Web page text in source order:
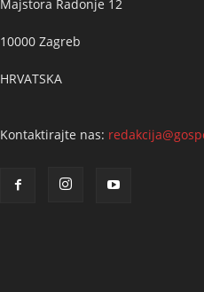
Majstora Radonje 12
10000 Zagreb
HRVATSKA
Kontaktirajte nas: